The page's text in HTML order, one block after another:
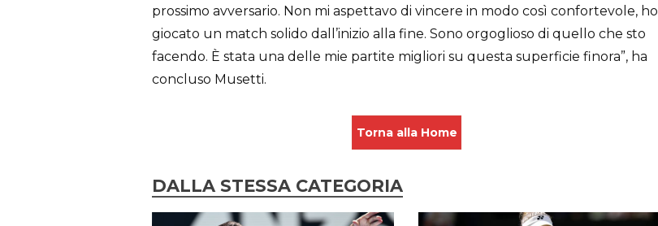
prossimo avversario. Non mi aspettavo di vincere in modo così confortevole, ho
giocato un match solido dall’inizio alla fine. Sono orgoglioso di quello che sto
facendo. È stata una delle mie partite migliori su questa superficie finora”, ha
concluso Musetti.
Torna alla Home
DALLA STESSA CATEGORIA